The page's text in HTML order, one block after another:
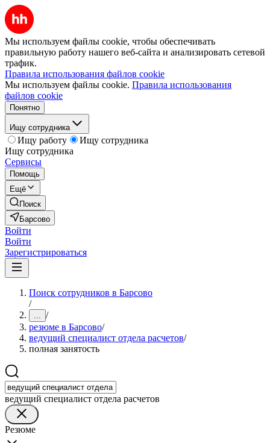
Мы используем файлы cookie, чтобы обеспечивать
правильную работу нашего веб-сайта и анализировать сетевой
трафик.
Правила использования файлов cookie
Мы используем файлы cookie. Правила использования
файлов cookie
Понятно
Ищу сотрудника
Ищу работу
Ищу сотрудника
Ищу сотрудника
Сервисы
Помощь
Ещё
Поиск
Барсово
Войти
Войти
Зарегистрироваться
Поиск сотрудников в Барсово
/
... /
резюме в Барсово/
ведущий специалист отдела расчетов/
полная занятость
ведущий специалист отдела расчетов
Резюме